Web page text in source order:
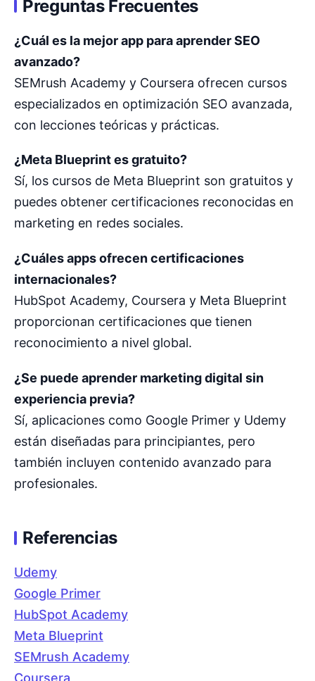
Preguntas Frecuentes
¿Cuál es la mejor app para aprender SEO
avanzado?
SEMrush Academy y Coursera ofrecen cursos
especializados en optimización SEO avanzada,
con lecciones teóricas y prácticas.
¿Meta Blueprint es gratuito?
Sí, los cursos de Meta Blueprint son gratuitos y
puedes obtener certificaciones reconocidas en
marketing en redes sociales.
¿Cuáles apps ofrecen certificaciones
internacionales?
HubSpot Academy, Coursera y Meta Blueprint
proporcionan certificaciones que tienen
reconocimiento a nivel global.
¿Se puede aprender marketing digital sin
experiencia previa?
Sí, aplicaciones como Google Primer y Udemy
están diseñadas para principiantes, pero
también incluyen contenido avanzado para
profesionales.
Referencias
Udemy
Google Primer
HubSpot Academy
Meta Blueprint
SEMrush Academy
Coursera